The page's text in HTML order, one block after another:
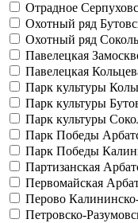
Отрадное
Охотный ряд
Охотный ряд
Павелецкая
Павелецкая
Парк культуры
Парк культуры
Парк культуры
Парк Победы
Парк Победы
Партизанская
Первомайская
Перово
Петровско-